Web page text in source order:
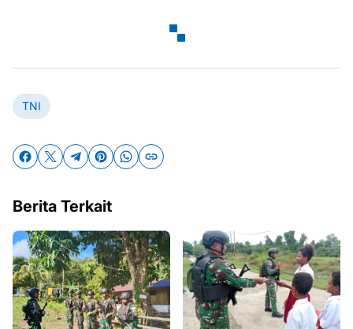
TNI
Berita Terkait